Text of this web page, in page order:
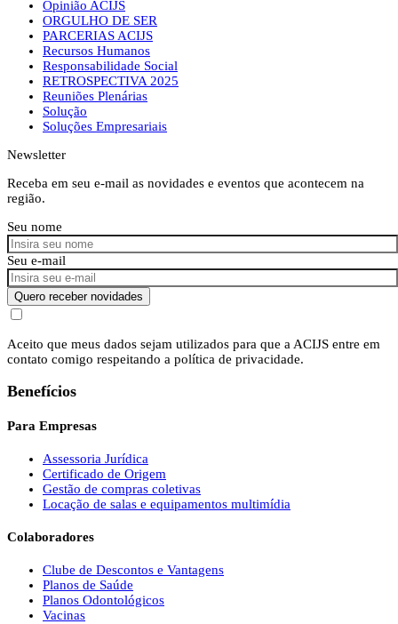
Opinião ACIJS
ORGULHO DE SER
PARCERIAS ACIJS
Recursos Humanos
Responsabilidade Social
RETROSPECTIVA 2025
Reuniões Plenárias
Solução
Soluções Empresariais
Newsletter
Receba em seu e-mail as novidades e eventos que acontecem na
região.
Seu nome
Seu e-mail
Quero receber novidades
Aceito que meus dados sejam utilizados para que a ACIJS entre em
contato comigo respeitando a política de privacidade.
Benefícios
Para Empresas
Assessoria Jurídica
Certificado de Origem
Gestão de compras coletivas
Locação de salas e equipamentos multimídia
Colaboradores
Clube de Descontos e Vantagens
Planos de Saúde
Planos Odontológicos
Vacinas